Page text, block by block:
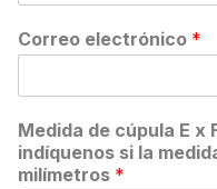
Correo electrónico *
Medida de cúpula E x
indíquenos si la
milímetros *